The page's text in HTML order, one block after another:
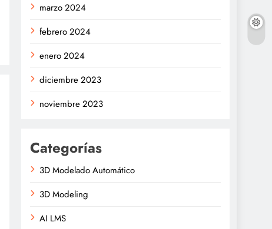
marzo 2024
febrero 2024
enero 2024
diciembre 2023
noviembre 2023
Categorías
3D Modelado Automático
3D Modeling
AI LMS